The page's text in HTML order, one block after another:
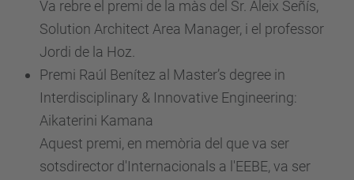
Va rebre el premi de la màs del Sr. Aleix Señís,
Solution Architect Area Manager, i el professor
Jordi de la Hoz.
Premi Raúl Benítez al Master’s degree in
Interdisciplinary & Innovative Engineering:
Aikaterini Kamana
Aquest premi, en memòria del que va ser
sotsdirector d'Internacionals a l'EEBE, va ser